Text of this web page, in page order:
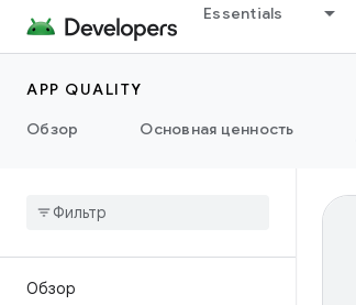
Essentials
APP QUALITY
Обзор
Основная ценность
Обзор